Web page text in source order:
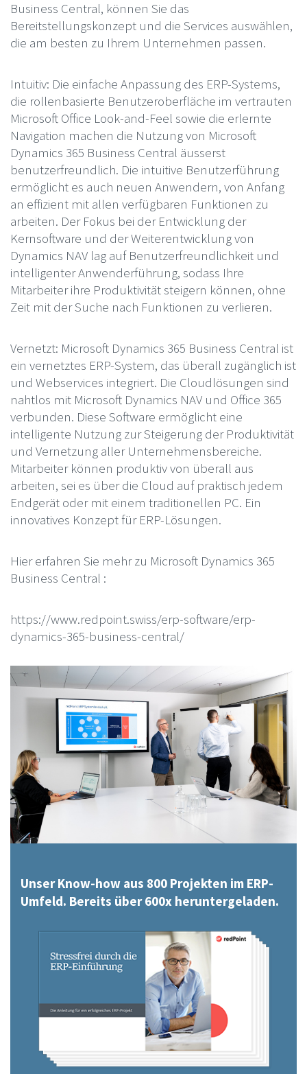
Business Central, können Sie das
Bereitstellungskonzept und die Services auswählen,
die am besten zu Ihrem Unternehmen passen.
Intuitiv: Die einfache Anpassung des ERP-Systems,
die rollenbasierte Benutzeroberfläche im vertrauten
Microsoft Office Look-and-Feel sowie die erlernte
Navigation machen die Nutzung von Microsoft
Dynamics 365 Business Central äusserst
benutzerfreundlich. Die intuitive Benutzerführung
ermöglicht es auch neuen Anwendern, von Anfang
an effizient mit allen verfügbaren Funktionen zu
arbeiten. Der Fokus bei der Entwicklung der
Kernsoftware und der Weiterentwicklung von
Dynamics NAV lag auf Benutzerfreundlichkeit und
intelligenter Anwenderführung, sodass Ihre
Mitarbeiter ihre Produktivität steigern können, ohne
Zeit mit der Suche nach Funktionen zu verlieren.
Vernetzt: Microsoft Dynamics 365 Business Central ist
ein vernetztes ERP-System, das überall zugänglich ist
und Webservices integriert. Die Cloudlösungen sind
nahtlos mit Microsoft Dynamics NAV und Office 365
verbunden. Diese Software ermöglicht eine
intelligente Nutzung zur Steigerung der Produktivität
und Vernetzung aller Unternehmensbereiche.
Mitarbeiter können produktiv von überall aus
arbeiten, sei es über die Cloud auf praktisch jedem
Endgerät oder mit einem traditionellen PC. Ein
innovatives Konzept für ERP-Lösungen.
Hier erfahren Sie mehr zu Microsoft Dynamics 365
Business Central :
https://www.redpoint.swiss/erp-software/erp-
dynamics-365-business-central/
Unser Know-how aus 800 Projekten im ERP-
Umfeld. Bereits über 600x heruntergeladen.